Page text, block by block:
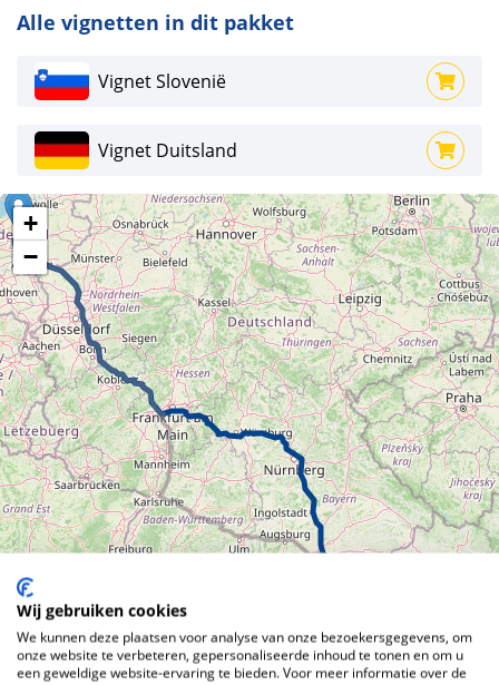
Alle vignetten in dit pakket
Vignet Slovenië
Vignet Duitsland
+
−
Wij gebruiken cookies
We kunnen deze plaatsen voor analyse van onze bezoekersgegevens, om
onze website te verbeteren, gepersonaliseerde inhoud te tonen en om u
een geweldige website-ervaring te bieden. Voor meer informatie over de